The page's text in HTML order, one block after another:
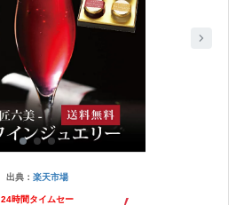
出典： 楽天市場
24時間タイムセー